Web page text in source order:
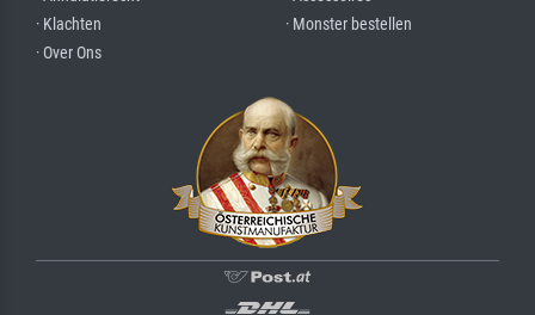
· Klachten
· Over Ons
· Monster bestellen